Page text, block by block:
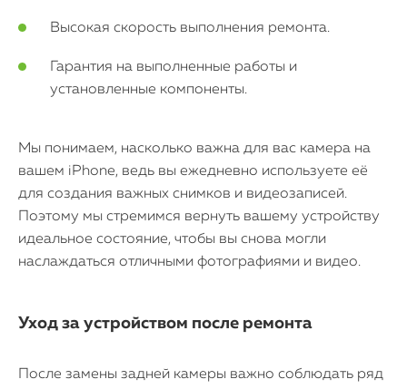
О нас
Статьи
Высокая скорость выполнения ремонта.
Гарантия на выполненные работы и
установленные компоненты.
Мы понимаем, насколько важна для вас камера на
вашем iPhone, ведь вы ежедневно используете её
для создания важных снимков и видеозаписей.
Поэтому мы стремимся вернуть вашему устройству
идеальное состояние, чтобы вы снова могли
наслаждаться отличными фотографиями и видео.
Уход за устройством после ремонта
После замены задней камеры важно соблюдать ряд